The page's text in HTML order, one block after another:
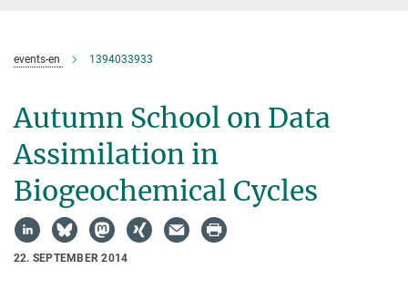
events-en 1394033933
Autumn School on Data
Assimilation in
Biogeochemical Cycles
22. SEPTEMBER 2014